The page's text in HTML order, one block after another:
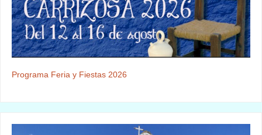
Programa Feria y Fiestas 2026